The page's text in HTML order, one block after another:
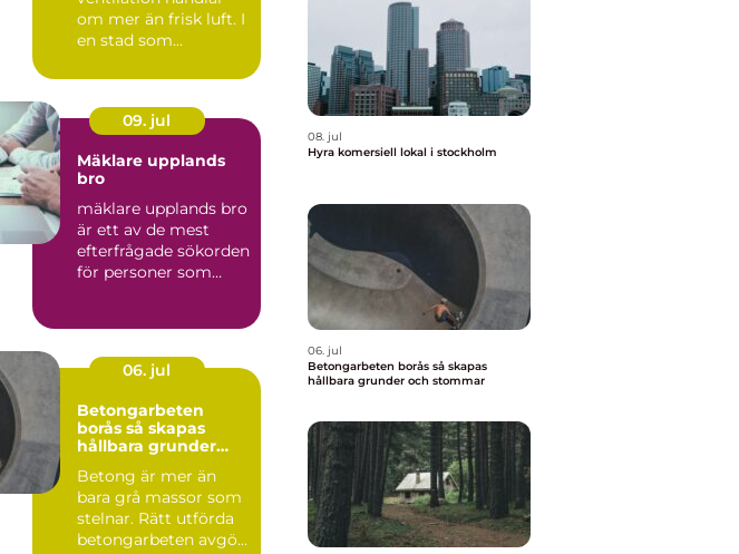
om mer än frisk luft. I
en stad som
hus, kalla...
09. jul
Mäklare upplands
bro
mäklare upplands bro
är ett av de mest
efterfrågade sökorden
för personer som
06. jul
Betongarbeten
borås så skapas
hållbara grunder
Betong är mer än
bara grå massor som
stelnar. Rätt utförda
betongarbeten avgör
08. jul
Hyra komersiell lokal i stockholm
06. jul
Betongarbeten borås så skapas
hållbara grunder och stommar